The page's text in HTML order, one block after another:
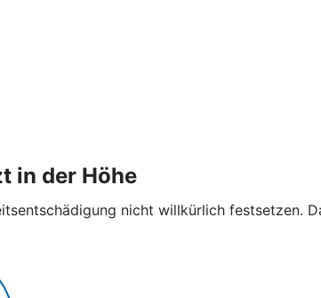
in der Höhe
nicht willkürlich festsetzen.